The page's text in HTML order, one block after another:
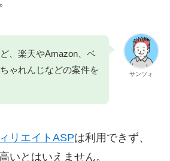
サンツォ
、楽天やAmazon、ベ
ゃれんじなどの案件を
リエイトASPは利用できず、
いとはいえません。